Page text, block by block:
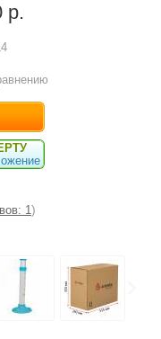
р.
1)